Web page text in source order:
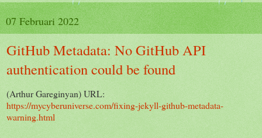
07 Februari 2022
GitHub Metadata: No GitHub API
authentication could be found
(Arthur Gareginyan) URL:
https://mycyberuniverse.com/fixing-jekyll-github-metadata-
warning.html